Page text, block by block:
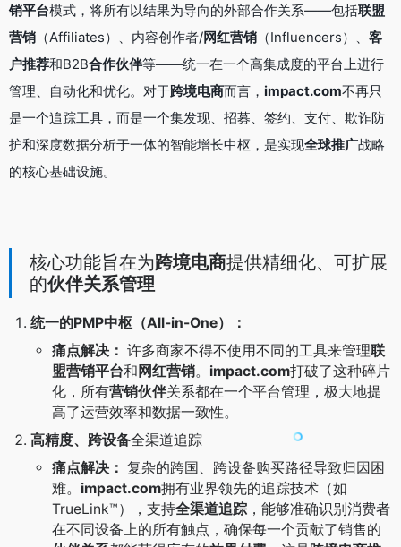
销平台模式，将所有以结果为导向的外部合作关系——包括联盟
营销 （Affiliates）、内容创作者/网红营销 （Influencers）、 客
户推荐和B2B合作伙伴等——统一在一个高集成度的平台上进行
管理、自动化和优化。对于跨境电商而言， impact.com不再只
是一个追踪工具，而是一个集发现、招募、签约、支付、欺诈防
护和深度数据分析于一体的智能增长中枢，是实现全球推广战略
的核心基础设施。
核心功能旨在为跨境电商提供精细化、可扩展
的伙伴关系管理
统一的PMP中枢（All-in-One）：
痛点解决： 许多商家不得不使用不同的工具来管理联
盟营销平台和 网红营销。 impact.com打破了这种碎片
化，所有营销伙伴关系都在一个平台管理，极大地提
高了运营效率和数据一致性。
高精度、跨设备全渠道追踪
痛点解决： 复杂的跨国、跨设备购买路径导致归因困
难。 impact.com拥有业界领先的追踪技术（如
TrueLink™），支持全渠道追踪 ，能够准确识别消费者
在不同设备上的所有触点，确保每一个贡献了销售的